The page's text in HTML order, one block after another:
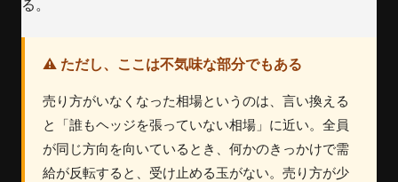
る。
⚠️ ただし、ここは不気味な部分でもある
売り方がいなくなった相場というのは、言い換える
と「誰もヘッジを張っていない相場」に近い。全員
が同じ方向を向いているとき、何かのきっかけで需
給が反転すると、受け止める玉がない。売り方が少